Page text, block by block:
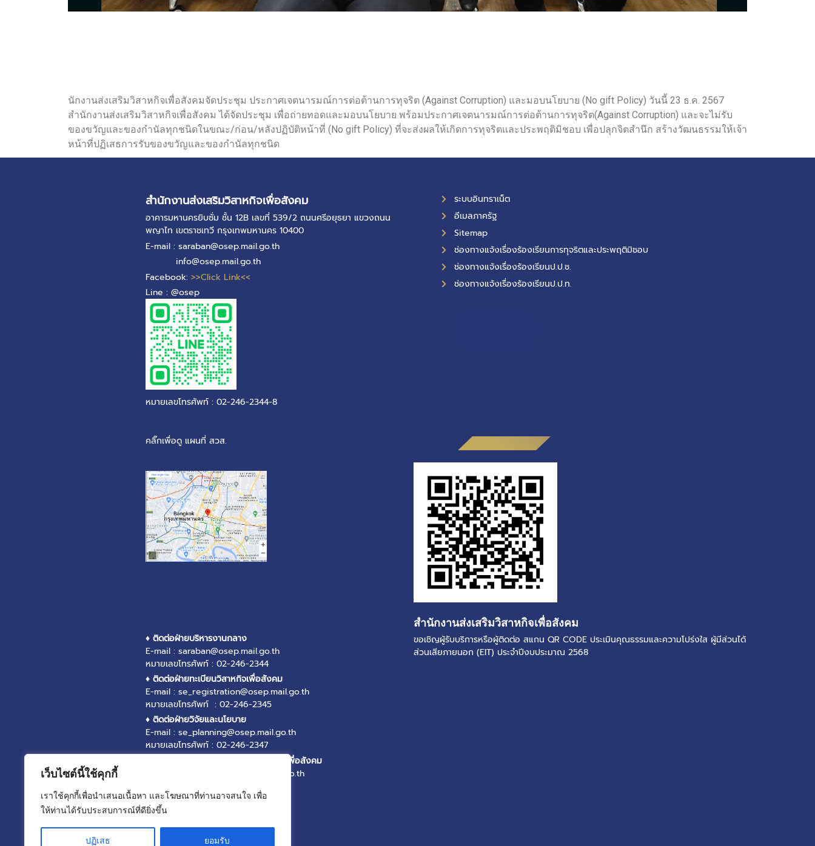
เว็บไซต์นี้ใช้คุกกี้
เราใช้คุกกี้เพื่อนำเสนอเนื้อหา และโฆษณาที่ท่านอาจสนใจ เพื่อ
ให้ท่านได้รับประสบการณ์ที่ดียิ่งขึ้น
ปฏิเสธ ยอมรับ
นักงานส่งเสริมวิสาหกิจเพื่อสังคมจัดประชุม ประกาศเจตนารมณ์การต่อต้านการทุจริต (Against Corruption) และมอบนโยบาย (No gift Policy) วันนี้ 23 ธ.ค. 2567
สำนักงานส่งเสริมวิสาหกิจเพื่อสังคม ได้จัดประชุม เพื่อถ่ายทอดและมอบนโยบาย พร้อมประกาศเจตนารมณ์การต่อต้านการทุจริต(Against Corruption) และจะไม่รับ
ของขวัญและของกำนัลทุกชนิดในขณะ/ก่อน/หลังปฏิบัติหน้าที่ (No gift Policy) ที่จะส่งผลให้เกิดการทุจริตและประพฤติมิชอบ เพื่อปลุกจิตสำนึก สร้างวัฒนธรรมให้เจ้า
หน้าที่ปฏิเสธการรับของขวัญและของกำนัลทุกชนิด
สำนักงานส่งเสริมวิสาหกิจเพื่อสังคม
อาคารมหานครยิบซั่ม ชั้น 12B เลขที่ 539/2 ถนนศรีอยุธยา แขวงถนน
พญาไท เขตราชเทวี กรุงเทพมหานคร 10400
E-mail : saraban@osep.mail.go.th
info@osep.mail.go.th
Facebook: >>Click Link<<
Line : @osep
หมายเลขโทรศัพท์ : 02-246-2344-8
คลิ๊กเพื่อดู แผนที่ สวส.
♦ ติดต่อฝ่ายบริหารงานกลาง
E-mail : saraban@osep.mail.go.th
หมายเลขโทรศัพท์ : 02-246-2344
♦ ติดต่อฝ่ายทะเบียนวิสาหกิจเพื่อสังคม
E-mail : se_registration@osep.mail.go.th
หมายเลขโทรศัพท์ : 02-246-2345
♦ ติดต่อฝ่ายวิจัยและนโยบาย
E-mail : se_planning@osep.mail.go.th
หมายเลขโทรศัพท์ : 02-246-2347
♦ ติดต่อฝ่ายส่งเสริมและพัฒนาวิสาหกิจเพื่อสังคม
E-mail : se_promotion@osep.mail.go.th
♦ ติดต่อฝ่ายบริหารกองทุน
E-mail : se_fund@osep.mail.go.th
หมายเลขโทรศัพท์ : 02-246-2348
ระบบอินทราเน็ต
อีเมลภาครัฐ
Sitemap
ช่องทางแจ้งเรื่องร้องเรียนการทุจริตและประพฤติมิชอบ
ช่องทางแจ้งเรื่องร้องเรียนป.ป.ช.
ช่องทางแจ้งเรื่องร้องเรียนป.ป.ท.
สำนักงานส่งเสริมวิสาหกิจเพื่อสังคม
ขอเชิญผู้รับบริการหรือผู้ติดต่อ สแกน QR CODE ประเมินคุณธรรมและความโปร่งใส ผู้มีส่วนได้
ส่วนเสียภายนอก (EIT) ประจำปีงบประมาณ 2568